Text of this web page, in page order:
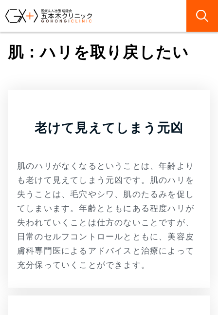
肌：ハリを取り戻したい
老けて見えてしまう元凶
肌のハリがなくなるということは、年齢より
も老けて見えてしまう元凶です。肌のハリを
失うことは、毛穴やシワ、肌のたるみを促し
てしまいます。年齢とともにある程度ハリが
失われていくことは仕方のないことですが、
日常のセルフコントロールとともに、美容皮
膚科専門医によるアドバイスと治療によって
充分保っていくことができます。